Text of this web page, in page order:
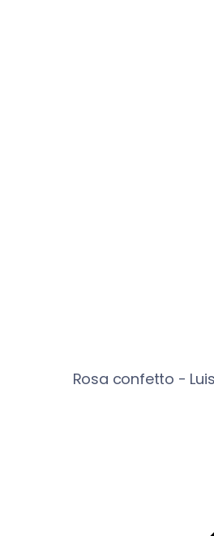
Rosa confetto -